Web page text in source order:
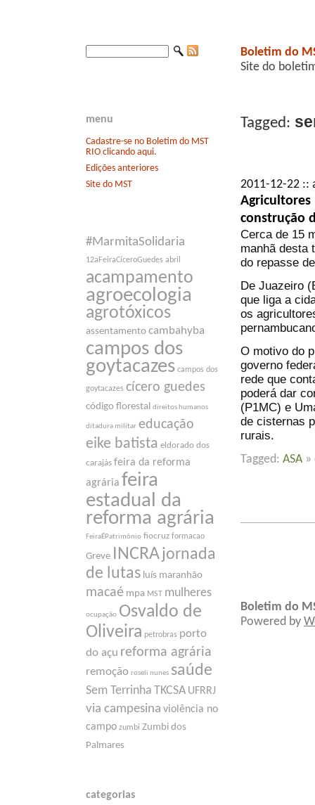
menu
Cadastre-se no Boletim do MST
RIO clicando aqui.
Edições anteriores
Site do MST
#MarmitaSolidaria
12aFeiraCíceroGuedes abril
acampamento
agroecologia
agrotóxicos
assentamento cambahyba
campos dos
goytacazes campos dos
goytacazes cícero guedes
código florestal direitos humanos
ditadura militar educação
eike batista eldorado dos
carajás feira da reforma
agrária feira
estadual da
reforma agrária
FeiraÉPatrimônio fiocruz formacao
Greve INCRA jornada
de lutas luís maranhão
macaé mpa MST mulheres
ocupação Osvaldo de
Oliveira petrobras porto
do açu reforma agrária
remoção roseli nunes saúde
Sem Terrinha TKCSA UFRRJ
via campesina violência no
campo zumbi Zumbi dos
Palmares
categorias
Boletim do
Site do
Tagged:
2011-12-22
construção
Cerca de 15
manhã desta
do repasse
De Juazeiro
que liga a
os
O motivo do
governo
rede que
poderá dar
(P1MC) e
de cisternas
rurais.
Tagged: ASA»
Boletim do
Powered by